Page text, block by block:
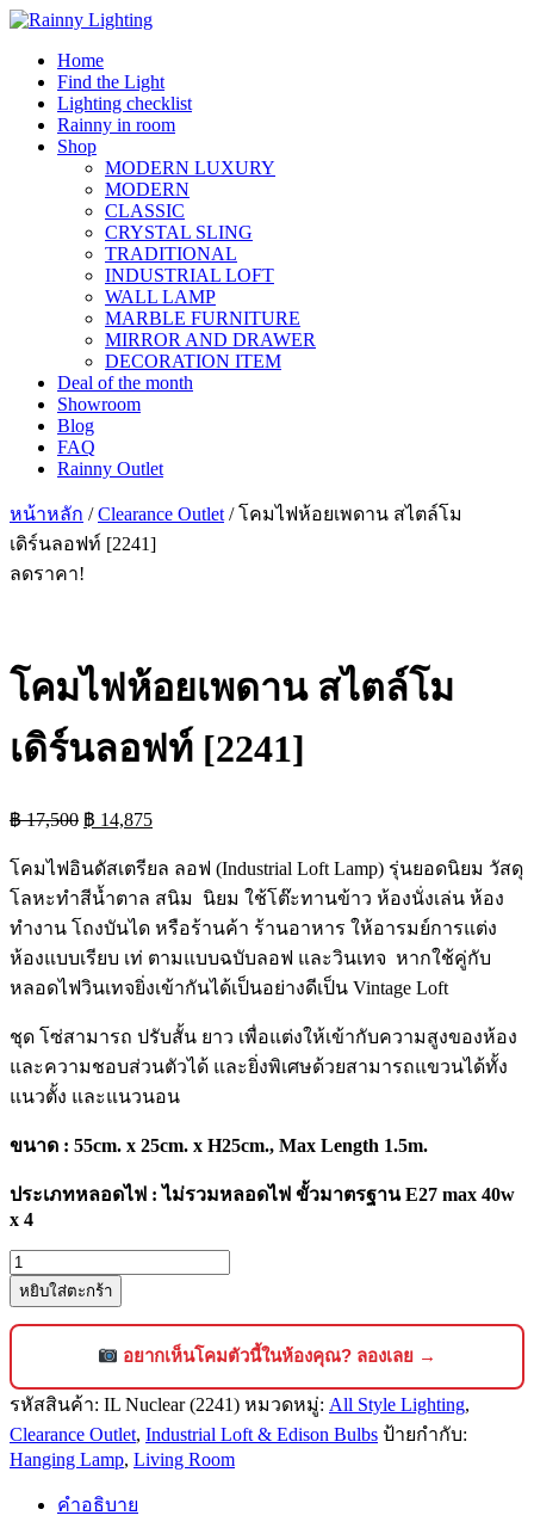
Skip
contentHome
Find the Light
Lighting checklist
Rainny in room
Shop
MODERN LUXURY
MODERN
CLASSIC
CRYSTAL SLING
TRADITIONAL
INDUSTRIAL LOFT
WALL LAMP
MARBLE FURNITURE
MIRROR AND DRAWER
DECORATION ITEM
Deal of the month
Showroom
Blog
FAQ
Rainny Outlet
หน้าหลัก /Clearance Outlet / โคมไฟห้อยเพดาน สไตล์โม
เดิร์นลอฟท์ [2241]
ลดราคา!
โคมไฟห้อยเพดาน สไตล์โม
เดิร์นลอฟท์ [2241]
฿17,500 Original
price
was:
฿ 17,500.
฿ 14,875
price
฿ 14,875.
โคมไฟอินดัสเตรียล ลอฟ (Industrial Loft Lamp) รุ่นยอดนิยม วัสดุ
โลหะทำสีน้ำตาล สนิม นิยม ใช้โต๊ะทานข้าว ห้องนั่งเล่น ห้อง
ทำงาน โถงบันได หรือร้านค้า ร้านอาหาร ให้อารมย์การแต่ง
ห้องแบบเรียบ เท่ ตามแบบฉบับลอฟ และวินเทจ หากใช้คู่กับ
หลอดไฟวินเทจยิ่งเข้ากันได้เป็นอย่างดีเป็น Vintage Loft
ชุด โซ่สามารถ ปรับสั้น ยาว เพื่อแต่งให้เข้ากับความสูงของห้อง
และความชอบส่วนตัวได้ และยิ่งพิเศษด้วยสามารถแขวนได้ทั้ง
แนวตั้ง และแนวนอน
ขนาด : 55cm. x 25cm. x H25cm., Max Length 1.5m.
ประเภทหลอดไฟ : ไม่รวมหลอดไฟ ขั้วมาตรฐาน E27 max 40w
x 4
จำนวน
โคม
ไฟ
เพดาน
สไตล์
โม
เดิร์นลอฟท์
หยิบใส่ตะกร้า
อยากเห็นโคมตัวนี้ในห้องคุณ? ลองเลย →
รหัสสินค้า: IL Nuclear (2241) หมวดหมู่: All Style Lighting,
Clearance Outlet, Industrial Loft & Edison Bulbs ป้ายกำกับ:
Hanging Lamp, Living Room
คำอธิบาย